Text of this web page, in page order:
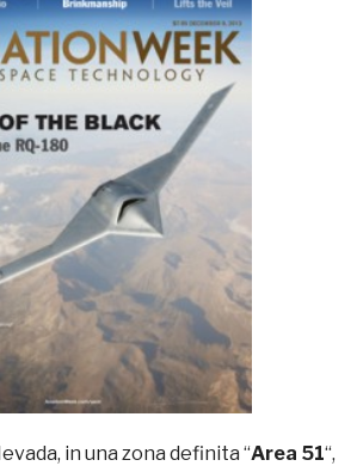
in una zona definita “Area 51“,